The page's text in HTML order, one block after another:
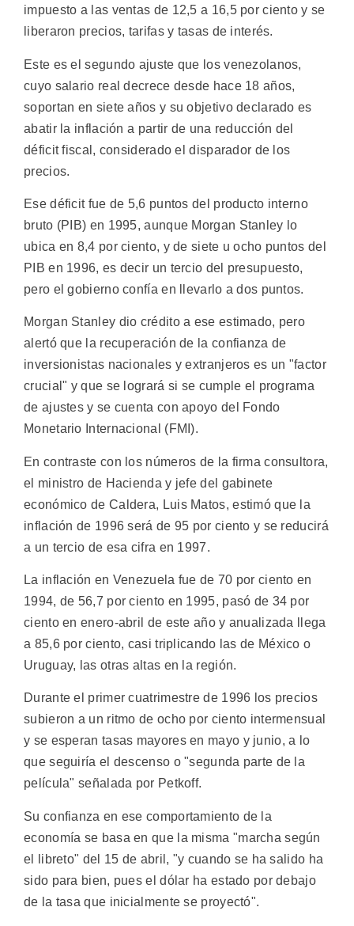
impuesto a las ventas de 12,5 a 16,5 por ciento y se
liberaron precios, tarifas y tasas de interés.
Este es el segundo ajuste que los venezolanos,
cuyo salario real decrece desde hace 18 años,
soportan en siete años y su objetivo declarado es
abatir la inflación a partir de una reducción del
déficit fiscal, considerado el disparador de los
precios.
Ese déficit fue de 5,6 puntos del producto interno
bruto (PIB) en 1995, aunque Morgan Stanley lo
ubica en 8,4 por ciento, y de siete u ocho puntos del
PIB en 1996, es decir un tercio del presupuesto,
pero el gobierno confía en llevarlo a dos puntos.
Morgan Stanley dio crédito a ese estimado, pero
alertó que la recuperación de la confianza de
inversionistas nacionales y extranjeros es un "factor
crucial" y que se logrará si se cumple el programa
de ajustes y se cuenta con apoyo del Fondo
Monetario Internacional (FMI).
En contraste con los números de la firma consultora,
el ministro de Hacienda y jefe del gabinete
económico de Caldera, Luis Matos, estimó que la
inflación de 1996 será de 95 por ciento y se reducirá
a un tercio de esa cifra en 1997.
La inflación en Venezuela fue de 70 por ciento en
1994, de 56,7 por ciento en 1995, pasó de 34 por
ciento en enero-abril de este año y anualizada llega
a 85,6 por ciento, casi triplicando las de México o
Uruguay, las otras altas en la región.
Durante el primer cuatrimestre de 1996 los precios
subieron a un ritmo de ocho por ciento intermensual
y se esperan tasas mayores en mayo y junio, a lo
que seguiría el descenso o "segunda parte de la
película" señalada por Petkoff.
Su confianza en ese comportamiento de la
economía se basa en que la misma "marcha según
el libreto" del 15 de abril, "y cuando se ha salido ha
sido para bien, pues el dólar ha estado por debajo
de la tasa que inicialmente se proyectó".